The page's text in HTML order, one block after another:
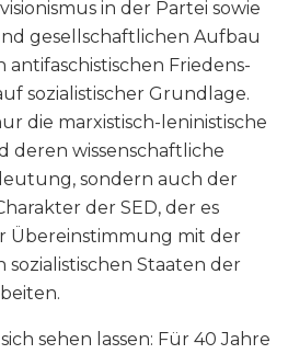
in der Partei sowie
gesellschaftlichen Aufbau
Friedens-
sozialistischer Grundlage.
die marxistisch-leninistische
deren wissenschaftliche
sondern auch der
der SED, der es
Übereinstimmung mit der
Staaten der
sehen lassen: Für 40 Jahre